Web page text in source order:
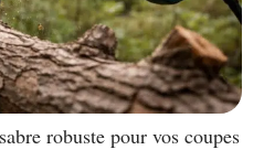
robuste pour vos coupes